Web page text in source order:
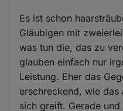
Es ist schon
Gläubigen mit
was tun die, das zu
glauben einfach nur
Leistung. Eher das
erschreckend, wie das
sich greift. Gerade